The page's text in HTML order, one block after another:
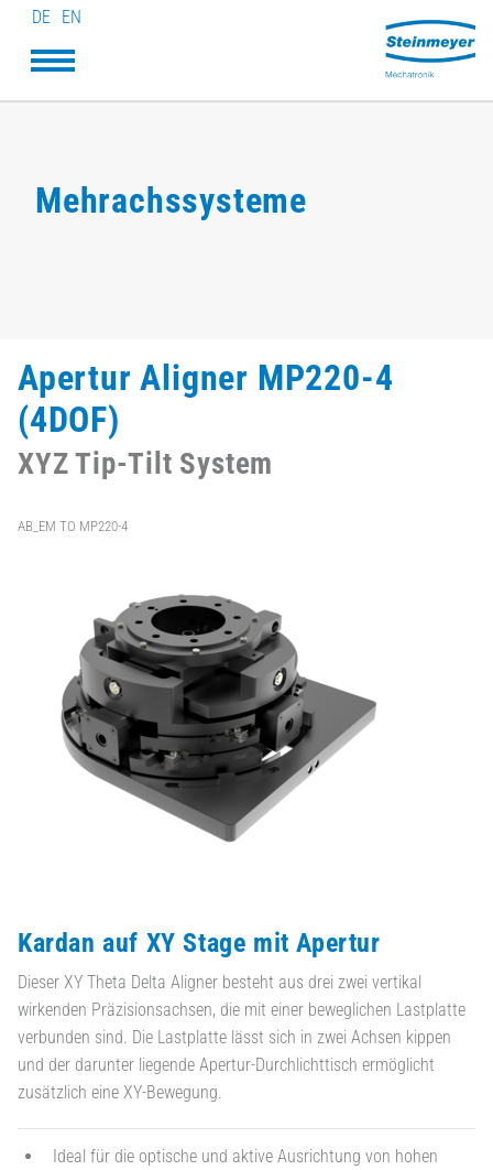
DE EN
Mehrachssysteme
Apertur Aligner MP220-4
(4DOF)
XYZ Tip-Tilt System
AB_EM TO MP220-4
Kardan auf XY Stage mit Apertur
Dieser XY Theta Delta Aligner besteht aus drei zwei vertikal
wirkenden Präzisionsachsen, die mit einer beweglichen Lastplatte
verbunden sind. Die Lastplatte lässt sich in zwei Achsen kippen
und der darunter liegende Apertur-Durchlichttisch ermöglicht
zusätzlich eine XY-Bewegung.
Ideal für die optische und aktive Ausrichtung von hohen